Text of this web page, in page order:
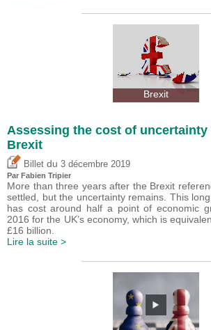
Brexit
Assessing the cost of uncertainty
Brexit
Billet du 3 décembre 2019
Par Fabien Tripier
More than three years after the Brexit
settled, but the uncertainty remains. This
has cost around half a point of economic
2016 for the UK’s economy, which is
£16 billion.
Lire la suite >